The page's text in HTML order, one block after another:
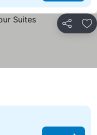
แชร์ เ